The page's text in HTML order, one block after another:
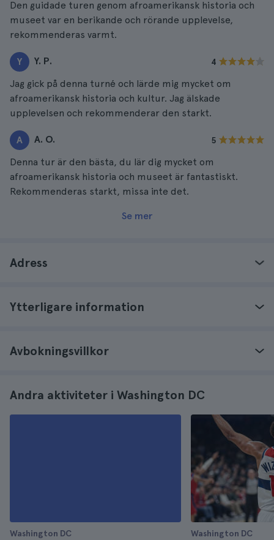
Den guidade turen genom afroamerikansk historia och
museet var en berikande och rörande upplevelse,
rekommenderas varmt.
Y Y. P. 4
Jag gick på denna turné och lärde mig mycket om
afroamerikansk historia och kultur. Jag älskade
upplevelsen och rekommenderar den starkt.
A A. O. 5
Denna tur är den bästa, du lär dig mycket om
afroamerikansk historia och museet är fantastiskt.
Rekommenderas starkt, missa inte det.
Se mer
Adress
Ytterligare information
Avbokningsvillkor
Andra aktiviteter i Washington DC
Washington DC Washington DC